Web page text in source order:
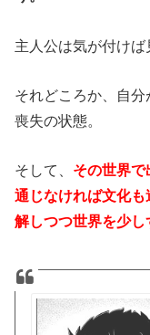
主人公は気が付けば
それどころか、自
喪失の状態。
そして、 その世界で
通じなければ文化
解しつつ世界を少し